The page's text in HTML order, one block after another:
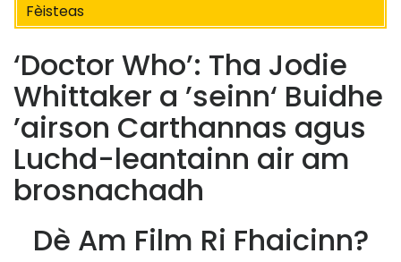
Fèisteas
‘Doctor Who’: Tha Jodie
Whittaker a ’seinn‘ Buidhe
’airson Carthannas agus
Luchd-leantainn air am
brosnachadh
Dè Am Film Ri Fhaicinn?